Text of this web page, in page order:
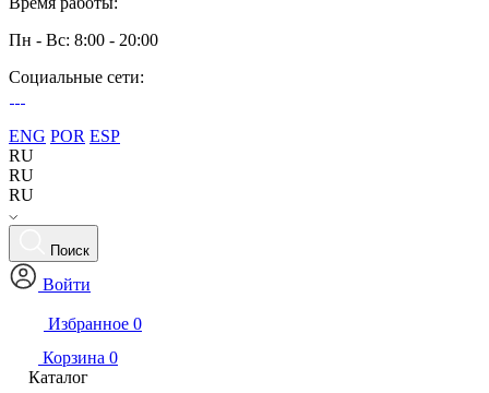
Пн - Вс: 8:00 - 20:00
Социальные сети:
ENG POR ESP
RU
RU
RU
Поиск
Войти
Избранное 0
Корзина 0
Каталог